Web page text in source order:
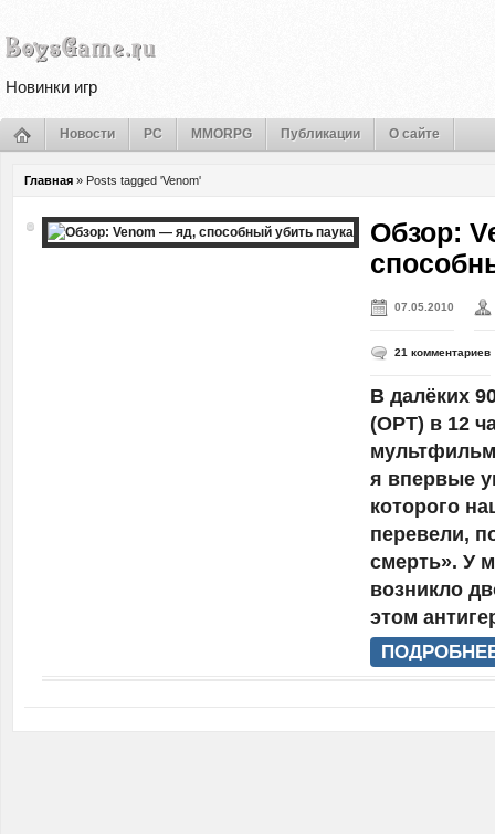
Новинки игр
Новости PC MMORPG Публикации О сайте
Главная » Posts tagged 'Venom'
Обзор:
07.05.2010
21 комментариев
В далёких
(ОРТ) в 12
я впервые
которого
перевели,
смерть». У
возникло
этом